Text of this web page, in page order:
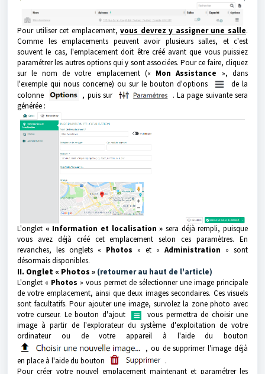
Pour utiliser cet emplacement,vous devrez y assigner une salle.
Comme les emplacements peuvent avoir plusieurs salles, et c'est
souvent le cas, l'emplacement doit être créé avant que vous puissiez
paramétrer les autres options qui y sont associées. Pour ce faire, cliquez
sur le nom de votre emplacement (« Mon Assistance », dans
l'exemple qui nous concerne) ou sur le bouton d'options
de la
colonne
, puis sur
. La page suivante sera
générée :
L'onglet « Information et localisation » sera déjà rempli, puisque
vous avez déjà créé cet emplacement selon ces paramètres. En
revanches, les onglets « Photos » et « Administration » sont
désormais disponibles.
II. Onglet « Photos » (retourner au haut de l'article)
L'onglet « Photos » vous permet de sélectionner une image principale
de votre emplacement, ainsi que deux images secondaires. Ces visuels
sont facultatifs. Pour ajouter une image, survolez la zone photo avec
votre curseur. Le bouton d'ajout
vous permettra de choisir une
image à partir de l'explorateur du système d'exploitation de votre
ordinateur ou de votre appareil à l'aide du bouton
, ou de supprimer l'image déjà
en place à l'aide du bouton
.
Pour créer votre nouvel emplacement maintenant et paramétrer les